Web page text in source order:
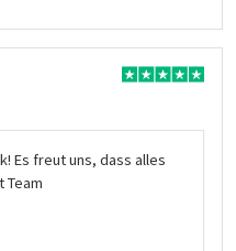
Es freut uns, dass alles
Team